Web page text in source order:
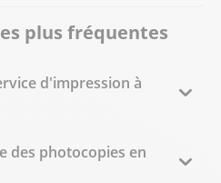
plus fréquentes
d'impression à
des photocopies en